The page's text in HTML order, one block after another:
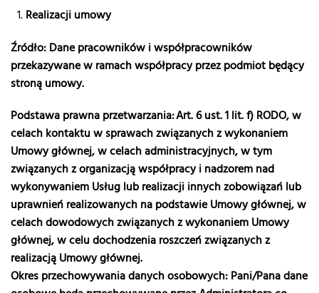
Realizacji umowy
Źródło: Dane pracowników i współpracowników
przekazywane w ramach współpracy przez podmiot będący
stroną umowy.
Podstawa prawna przetwarzania: Art. 6 ust. 1 lit. f) RODO, w
celach kontaktu w sprawach związanych z wykonaniem
Umowy głównej, w celach administracyjnych, w tym
związanych z organizacją współpracy i nadzorem nad
wykonywaniem Usług lub realizacji innych zobowiązań lub
uprawnień realizowanych na podstawie Umowy głównej, w
celach dowodowych związanych z wykonaniem Umowy
głównej, w celu dochodzenia roszczeń związanych z
realizacją Umowy głównej.
Okres przechowywania danych osobowych: Pani/Pana dane